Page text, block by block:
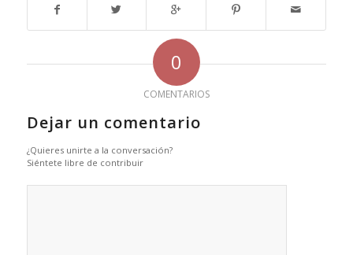
0
COMENTARIOS
Dejar un comentario
¿Quieres unirte a la conversación?
Siéntete libre de contribuir